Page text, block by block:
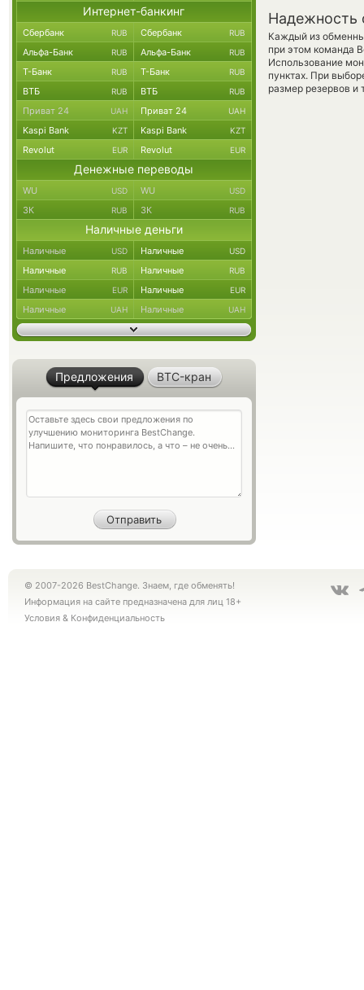
Надежность
Каждый из
при этом команда
Использование
пунктах. При
размер резервов и
Интернет-банкинг
Сбербанк RUB Сбербанк RUB
Альфа-Банк RUB Альфа-Банк RUB
Т-Банк RUB Т-Банк RUB
ВТБ RUB ВТБ RUB
Приват 24 UAH Приват 24 UAH
Kaspi Bank KZT Kaspi Bank KZT
Revolut EUR Revolut EUR
Денежные переводы
WU USD WU USD
ЗК RUB ЗК RUB
Наличные деньги
Наличные USD Наличные USD
Наличные RUB Наличные RUB
Наличные EUR Наличные EUR
Наличные UAH Наличные UAH
Предложения BTC-кран
© 2007-2026 BestChange. Знаем, где обменять!
Информация на сайте предназначена для лиц 18+
Условия & Конфиденциальность